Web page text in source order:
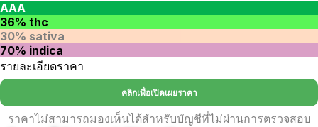
AAA
36% thc
30% sativa
70% indica
รายละเอียดราคา
คลิกเพื่อเปิดเผยราคา
ราคาไม่สามารถมองเห็นได้สำหรับบัญชีที่ไม่ผ่านการตรวจสอบ